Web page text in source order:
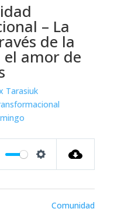
– La
de la
amor de
Tarasiuk
Comunidad